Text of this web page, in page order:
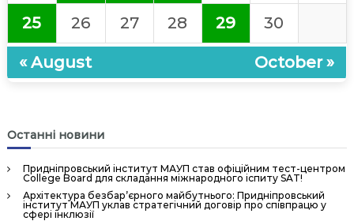
25 26 27 28 29 30
« August October »
Останні новини
Придніпровський інститут МАУП став офіційним тест-центром
College Board для складання міжнародного іспиту SAT!
Архітектура безбар’єрного майбутнього: Придніпровський
інститут МАУП уклав стратегічний договір про співпрацю у
сфері інклюзії